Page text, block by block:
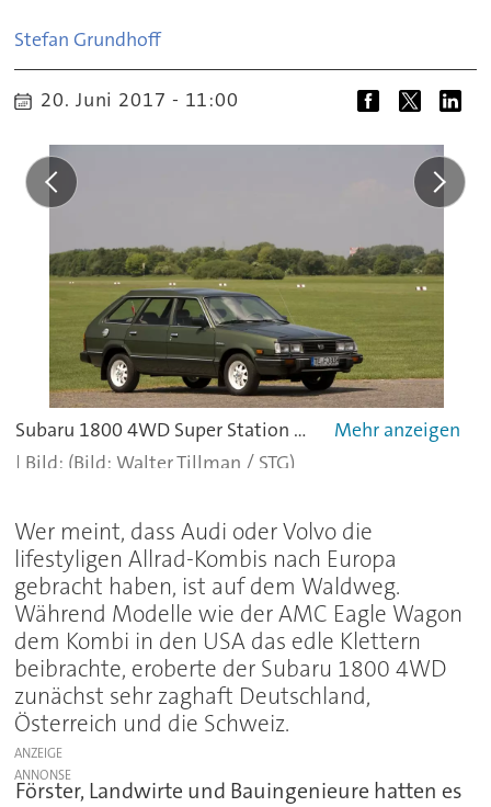
Stefan Grundhoff
20. Juni 2017 - 11:00
Subaru 1800 4WD Super Station GLF - mit 59 kW / 80 PS.
(Bild: Walter Tillman / STG)
Wer meint, dass Audi oder Volvo die
lifestyligen Allrad-Kombis nach Europa
gebracht haben, ist auf dem Waldweg.
Während Modelle wie der AMC Eagle Wagon
dem Kombi in den USA das edle Klettern
beibrachte, eroberte der Subaru 1800 4WD
zunächst sehr zaghaft Deutschland,
Österreich und die Schweiz.
ANZEIGE
Förster, Landwirte und Bauingenieure hatten es